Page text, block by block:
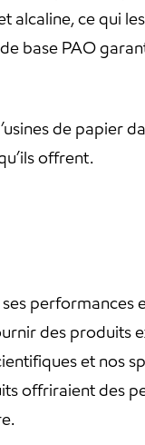
alcaline, ce qui
base PAO
de papier
offrent.
performances
des produits
et nos
offriraient des